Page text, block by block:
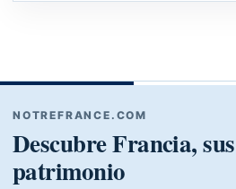
NOTREFRANCE.COM
Descubre Francia,
patrimonio